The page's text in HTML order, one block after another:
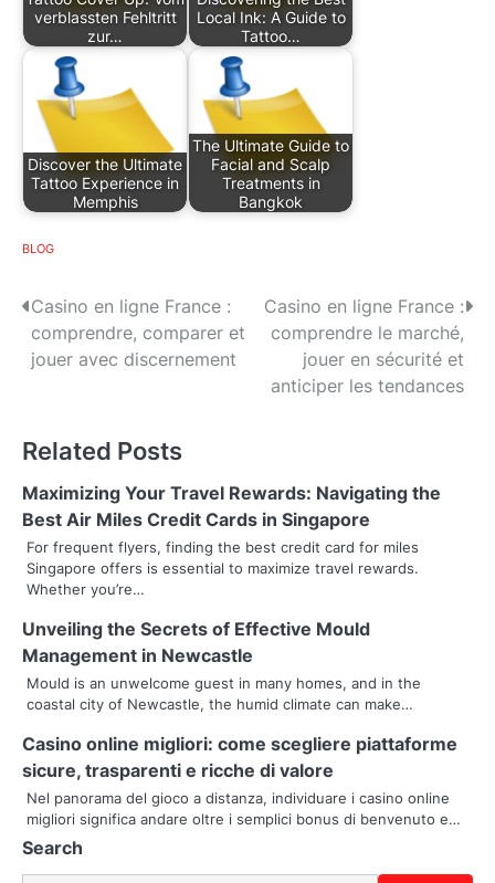
verblassten Fehltritt
zur…
Local Ink: A Guide to
Tattoo…
Discover the Ultimate
Tattoo Experience in
Memphis
The Ultimate Guide to
Facial and Scalp
Treatments in
Bangkok
BLOG
P
o
n
a
v
i
g
a
t
i
o
n
Casino en ligne France :
comprendre, comparer et
jouer avec discernement
Casino en ligne France :
comprendre le marché,
jouer en sécurité et
anticiper les tendances
Related Posts
Maximizing Your Travel Rewards: Navigating the
Best Air Miles Credit Cards in Singapore
For frequent flyers, finding the best credit card for miles
Singapore offers is essential to maximize travel rewards.
Whether you’re…
Unveiling the Secrets of Effective Mould
Management in Newcastle
Mould is an unwelcome guest in many homes, and in the
coastal city of Newcastle, the humid climate can make…
Casino online migliori: come scegliere piattaforme
sicure, trasparenti e ricche di valore
Nel panorama del gioco a distanza, individuare i casino online
migliori significa andare oltre i semplici bonus di benvenuto e…
Search